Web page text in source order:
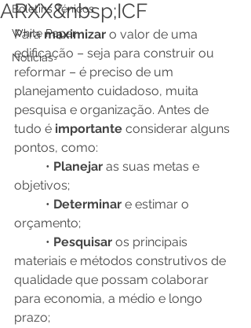
Boletins Ténicos
White Paper
Notícias
ARXX&nbsp;ICF
Para maximizar o valor de uma
edificação – seja para construir ou
reformar – é preciso de um
planejamento cuidadoso, muita
pesquisa e organização. Antes de
tudo é importante considerar alguns
pontos, como:
          •
Planejar as suas metas e
objetivos;
          •
Determinar e estimar o
orçamento;
          •
Pesquisar os principais
materiais e métodos construtivos de
qualidade que possam colaborar
para economia, a médio e longo
prazo;